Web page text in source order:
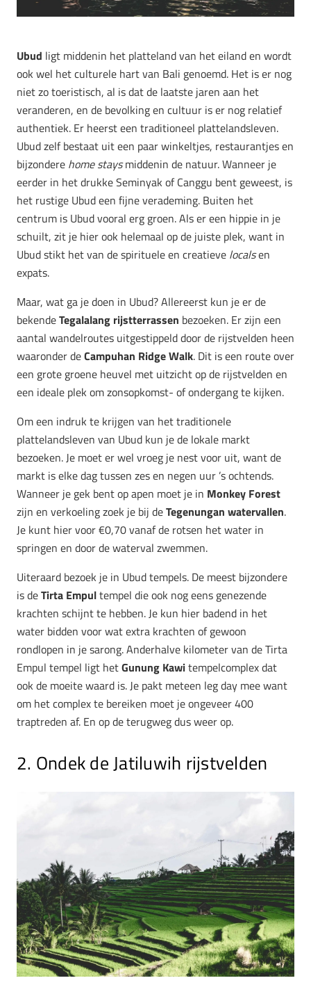
Ubud ligt middenin het platteland van het eiland en wordt
ook wel het culturele hart van Bali genoemd. Het is er nog
niet zo toeristisch, al is dat de laatste jaren aan het
veranderen, en de bevolking en cultuur is er nog relatief
authentiek. Er heerst een traditioneel plattelandsleven.
Ubud zelf bestaat uit een paar winkeltjes, restaurantjes en
bijzondere home staysmiddenin de natuur. Wanneer je
eerder in het drukke Seminyak of Canggu bent geweest, is
het rustige Ubud een fijne verademing. Buiten het
centrum is Ubud vooral erg groen. Als er een hippie in je
schuilt, zit je hier ook helemaal op de juiste plek, want in
Ubud stikt het van de spirituele en creatieve localsen
expats.
Maar, wat ga je doen in Ubud? Allereerst kun je er de
bekendeTegalalang rijstterrassen bezoeken. Er zijn een
aantal wandelroutes uitgestippeld door de rijstvelden heen
waaronder deCampuhan Ridge Walk. Dit is een route over
een grote groene heuvel met uitzicht op de rijstvelden en
een ideale plek om zonsopkomst- of ondergang te kijken.
Om een indruk te krijgen van het traditionele
plattelandsleven van Ubud kun je de lokale markt
bezoeken. Je moet er wel vroeg je nest voor uit, want de
markt is elke dag tussen zes en negen uur ’s ochtends.
Wanneer je gek bent op apen moet je in Monkey Forest
zijn en verkoeling zoek je bij deTegenungan watervallen.
Je kunt hier voor €0,70 vanaf de rotsen het water in
springen en door de waterval zwemmen.
Uiteraard bezoek je in Ubud tempels. De meest bijzondere
is deTirta Empultempel die ook nog eens genezende
krachten schijnt te hebben. Je kun hier badend in het
water bidden voor wat extra krachten of gewoon
rondlopen in je sarong. Anderhalve kilometer van de Tirta
Empul tempel ligt hetGunung Kawitempelcomplex dat
ook de moeite waard is. Je pakt meteen leg day mee want
om het complex te bereiken moet je ongeveer 400
traptreden af. En op de terugweg dus weer op.
2. Ondek de Jatiluwih rijstvelden